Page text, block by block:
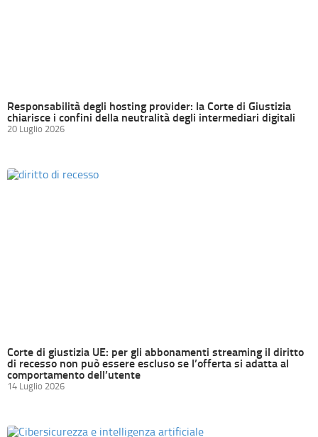
Responsabilità degli hosting provider: la Corte di Giustizia
chiarisce i confini della neutralità degli intermediari digitali
20 Luglio 2026
Corte di giustizia UE: per gli abbonamenti streaming il diritto
di recesso non può essere escluso se l’offerta si adatta al
comportamento dell’utente
14 Luglio 2026